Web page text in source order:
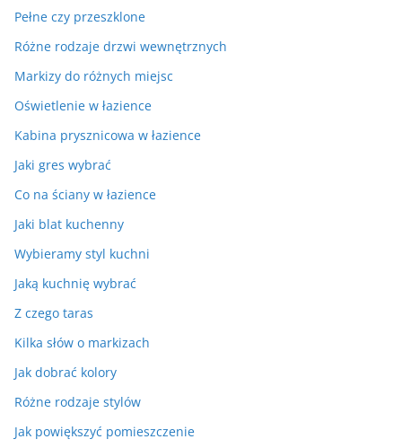
Pełne czy przeszklone
Różne rodzaje drzwi wewnętrznych
Markizy do różnych miejsc
Oświetlenie w łazience
Kabina prysznicowa w łazience
Jaki gres wybrać
Co na ściany w łazience
Jaki blat kuchenny
Wybieramy styl kuchni
Jaką kuchnię wybrać
Z czego taras
Kilka słów o markizach
Jak dobrać kolory
Różne rodzaje stylów
Jak powiększyć pomieszczenie